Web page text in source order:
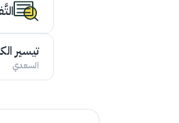
تيسير
السعدي